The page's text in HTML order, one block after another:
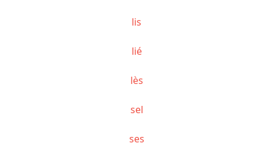
lis
lié
lès
sel
ses